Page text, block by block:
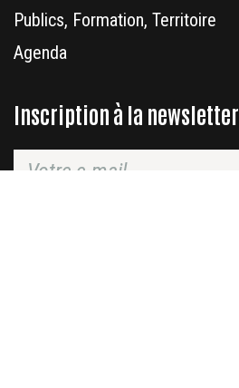
Publics, Formation, Territoire
Agenda
Inscription à la newsletter